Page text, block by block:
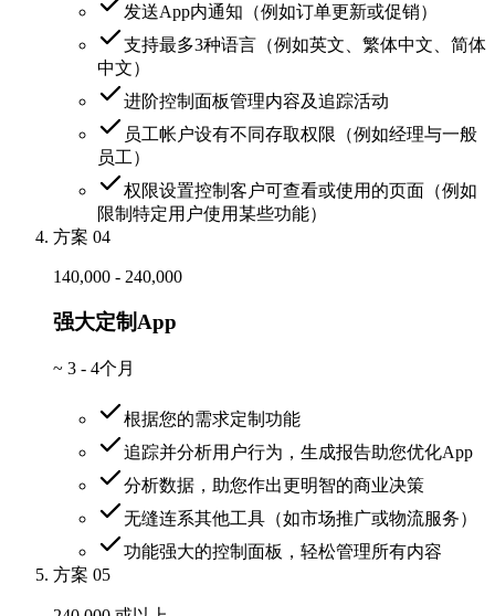
发送App内通知（例如订单更新或促销）
支持最多3种语言（例如英文、繁体中文、简体
中文）
进阶控制面板管理内容及追踪活动
员工帐户设有不同存取权限（例如经理与一般
员工）
权限设置控制客户可查看或使用的页面（例如
限制特定用户使用某些功能）
方案 04
140,000 - 240,000
强大定制App
~ 3 - 4个月
根据您的需求定制功能
追踪并分析用户行为，生成报告助您优化App
分析数据，助您作出更明智的商业决策
无缝连系其他工具（如市场推广或物流服务）
功能强大的控制面板，轻松管理所有内容
方案 05